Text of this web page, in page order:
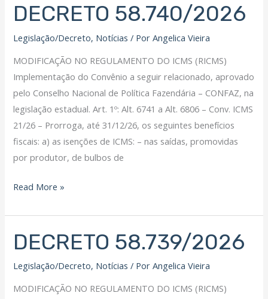
DECRETO 58.740/2026
Legislação/Decreto, Notícias / PorAngelica Vieira
MODIFICAÇÃO NO REGULAMENTO DO ICMS (RICMS)
Implementação do Convênio a seguir relacionado, aprovado
pelo Conselho Nacional de Política Fazendária – CONFAZ, na
legislação estadual. Art. 1º: Alt. 6741 a Alt. 6806 – Conv. ICMS
21/26 – Prorroga, até 31/12/26, os seguintes benefícios
fiscais: a) as isenções de ICMS: – nas saídas, promovidas
por produtor, de bulbos de
DECRETO
58.740/2026
Read More »
DECRETO 58.739/2026
Legislação/Decreto, Notícias / PorAngelica Vieira
MODIFICAÇÃO NO REGULAMENTO DO ICMS (RICMS)
DECRETO
58.739/2026